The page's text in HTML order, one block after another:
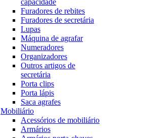
capacidade
Furadores de rebites
Furadores de secretária
Lupas
Máquina de agrafar
Numeradores
Organizadores
Outros artigos de
secretária
Porta clips
Porta lápis
Saca agrafes
Mobiliário
Acessórios de mobiliário
Armários